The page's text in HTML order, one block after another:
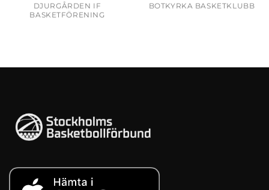
DJURGÅRDEN IF
BASKETFÖRENING
BOTKYRKA BASKETKLUBB